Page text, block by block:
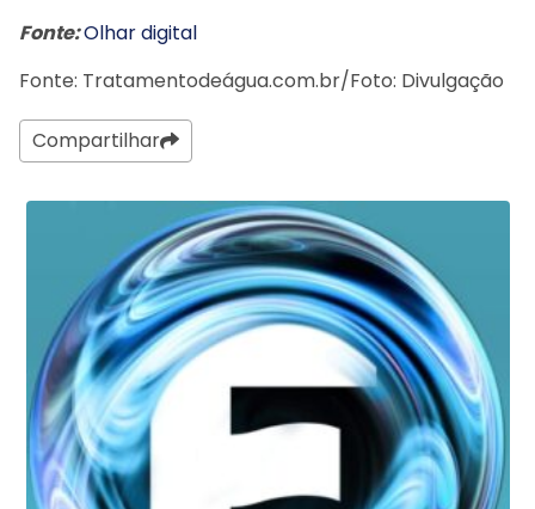
Fonte:Olhar digital
Fonte: Tratamentodeágua.com.br/Foto: Divulgação
Compartilhar